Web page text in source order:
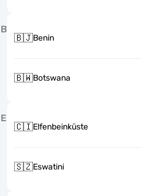
B
🇧🇯Benin
🇧🇼Botswana
E
🇨🇮Elfenbeinküste
🇸🇿Eswatini